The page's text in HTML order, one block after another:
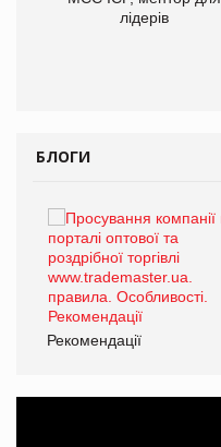
лідерів
БЛОГИ
Рекомендації